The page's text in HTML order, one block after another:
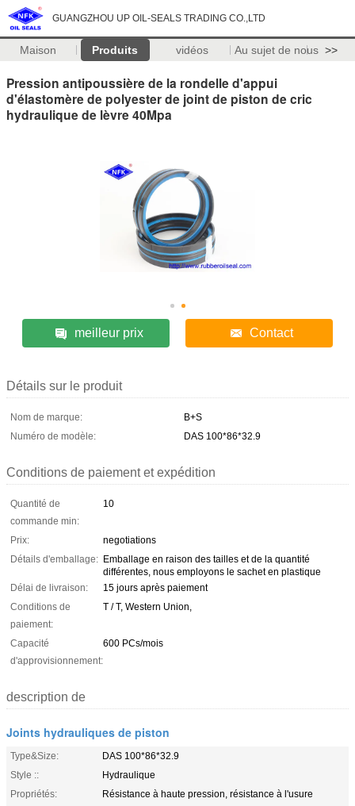
GUANGZHOU UP OIL-SEALS TRADING CO.,LTD
Maison Produits vidéos Au sujet de nous >>
Pression antipoussière de la rondelle d'appui
d'élastomère de polyester de joint de piston de cric
hydraulique de lèvre 40Mpa
meilleur prix Contact
Détails sur le produit
Nom de marque:
B+S
Numéro de modèle:
DAS 100*86*32.9
Conditions de paiement et expédition
Quantité de
commande min:
10
Prix:
negotiations
Détails d'emballage: Emballage en raison des tailles et de la quantité
différentes, nous employons le sachet en plastique
Délai de livraison:
15 jours après paiement
Conditions de
paiement:
T / T, Western Union,
Capacité
d'approvisionnement:
600 PCs/mois
description de
Joints hydrauliques de piston
Type&Size:
DAS 100*86*32.9
Style ::
Hydraulique
Propriétés:
Résistance à haute pression, résistance à l'usure